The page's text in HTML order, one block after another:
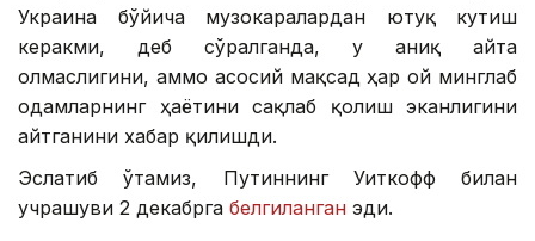
Украина бўйича музокаралардан ютуқ кутиш
керакми, деб сўралганда, у аниқ айта
олмаслигини, аммо асосий мақсад ҳар ой минглаб
одамларнинг ҳаётини сақлаб қолиш эканлигини
айтганини хабар қилишди.
Эслатиб ўтамиз, Путиннинг Уиткофф билан
учрашуви 2 декабрга белгиланган эди.